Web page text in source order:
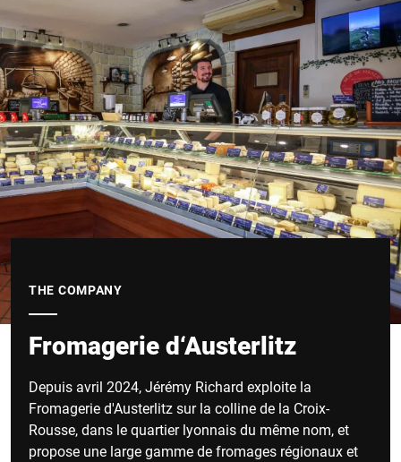
THE COMPANY
Fromagerie d‘Austerlitz
Depuis avril 2024, Jérémy Richard exploite la
Fromagerie d'Austerlitz sur la colline de la Croix-
Rousse, dans le quartier lyonnais du même nom, et
propose une large gamme de fromages régionaux et